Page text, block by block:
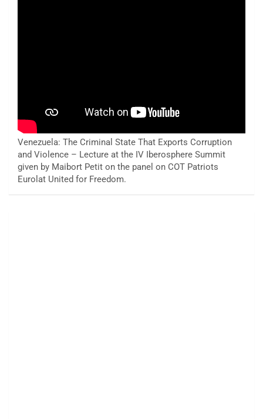
Venezuela: The Criminal State That Exports Corruption
and Violence – Lecture at the IV Iberosphere Summit
given by Maibort Petit on the panel on COT Patriots
Eurolat United for Freedom.